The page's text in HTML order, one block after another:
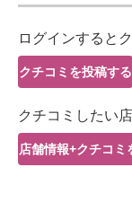
ITエンジニア向
企業向けIT製品
IT製品の技術・比
製造業のIT導入
エレクトロニク
ログインすると
クチコミを投稿する
クチコミしたい
店舗情報+クチコミ